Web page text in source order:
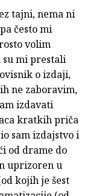
tajni, nema ni
često mi
volim
mi prestali
o izdaji,
ne zaboravim,
izdavati
kratkih priča
sam izdajstvo i
od drame do
uprizoren u
kojih je šest